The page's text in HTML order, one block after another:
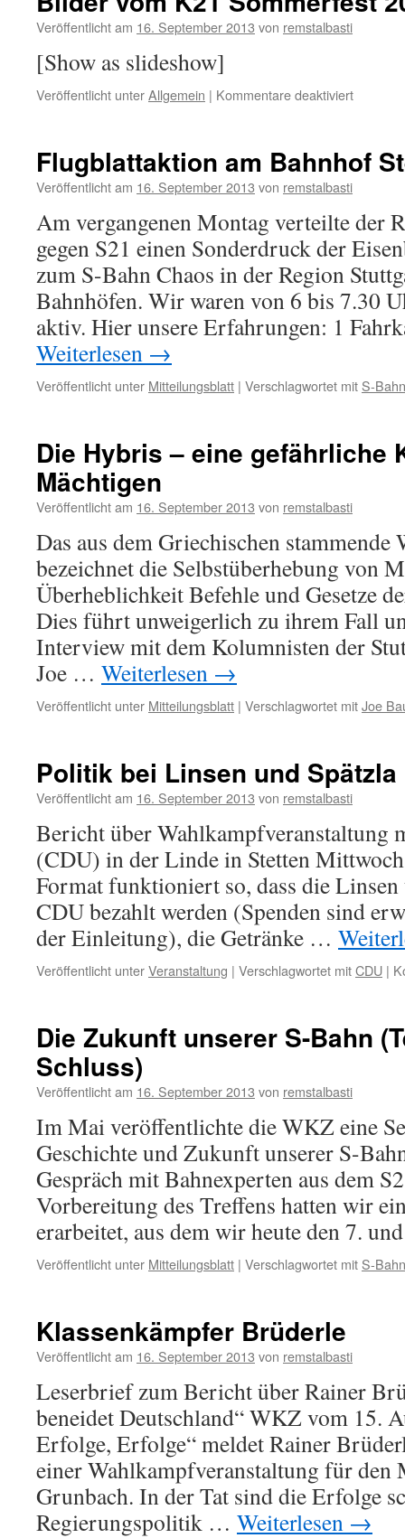
Veröffentlicht am 16. September 2013 von remstalbasti
[Show as slideshow]
Veröffentlicht unterAllgemein | Kommentare deaktiviertfür
Flugblattaktion am Bahnhof
Veröffentlicht am 16. September 2013 von remstalbasti
Am vergangenen Montag verteilte der
gegen S21 einen Sonderdruck der
zum S-Bahn Chaos in der Region
Bahnhöfen. Wir waren von 6 bis 7.30
aktiv. Hier unsere Erfahrungen: 1
Weiterlesen →
Veröffentlicht unter Mitteilungsblatt | Verschlagwortet mit S-Bahn
Die Hybris – eine gefährliche
Mächtigen
Veröffentlicht am 16. September 2013 von remstalbasti
Das aus dem Griechischen
bezeichnet die Selbstüberhebung von
Überheblichkeit Befehle und Gesetze
Dies führt unweigerlich zu ihrem Fall
Interview mit dem Kolumnisten der
Joe … Weiterlesen →
Veröffentlicht unter Mitteilungsblatt | Verschlagwortet mitJoe
Politik bei Linsen und Spätzla
Veröffentlicht am 16. September 2013 von remstalbasti
Bericht über Wahlkampfveranstaltung
(CDU) in der Linde in Stetten
Format funktioniert so, dass die
CDU bezahlt werden (Spenden sind
der Einleitung), die Getränke …
Veröffentlicht unterVeranstaltung | Verschlagwortet mitCDU |
Die Zukunft unserer S-Bahn
Schluss)
Veröffentlicht am 16. September 2013 von remstalbasti
Im Mai veröffentlichte die WKZ eine
Geschichte und Zukunft unserer S-
Gespräch mit Bahnexperten aus dem
Vorbereitung des Treffens hatten wir
erarbeitet, aus dem wir heute den 7.
Veröffentlicht unter Mitteilungsblatt | Verschlagwortet mit S-Bahn
Klassenkämpfer Brüderle
Veröffentlicht am 16. September 2013 von remstalbasti
Leserbrief zum Bericht über Rainer
beneidet Deutschland“ WKZ vom 15.
Erfolge, Erfolge“ meldet Rainer
einer Wahlkampfveranstaltung für den
Grunbach. In der Tat sind die Erfolge
Regierungspolitik … Weiterlesen →